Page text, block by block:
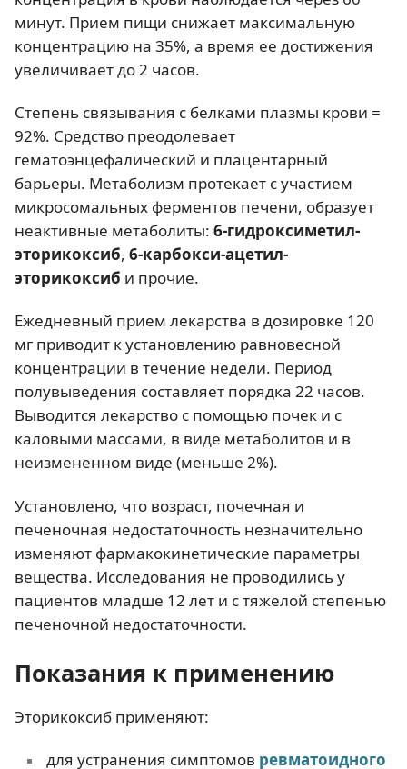
минут. Прием пищи снижает максимальную
концентрацию на 35%, а время ее достижения
увеличивает до 2 часов.
Степень связывания с белками плазмы крови =
92%. Средство преодолевает
гематоэнцефалический и плацентарный
барьеры. Метаболизм протекает с участием
микросомальных ферментов печени, образует
неактивные метаболиты: 6-гидроксиметил-
эторикоксиб, 6-карбокси-ацетил-
эторикоксиб и прочие.
Ежедневный прием лекарства в дозировке 120
мг приводит к установлению равновесной
концентрации в течение недели. Период
полувыведения составляет порядка 22 часов.
Выводится лекарство с помощью почек и с
каловыми массами, в виде метаболитов и в
неизмененном виде (меньше 2%).
Установлено, что возраст, почечная и
печеночная недостаточность незначительно
изменяют фармакокинетические параметры
вещества. Исследования не проводились у
пациентов младше 12 лет и с тяжелой степенью
печеночной недостаточности.
Показания к применению
Эторикоксиб применяют:
для устранения симптомов ревматоидного